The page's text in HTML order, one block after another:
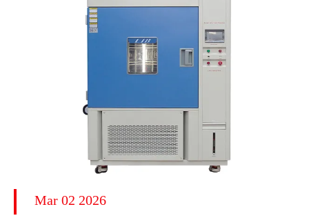
Mar 02 2026